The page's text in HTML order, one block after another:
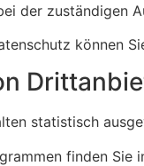
der zustän­digen
können
statis­tisch
finden Sie